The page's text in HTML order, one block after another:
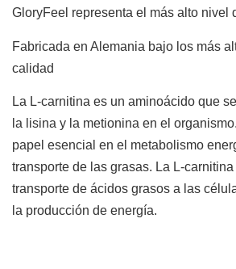
GloryFeel representa el más alto nivel
Fabricada en Alemania bajo los más
calidad
La L-carnitina es un aminoácido que
la lisina y la metionina en el
papel esencial en el metabolismo
transporte de las grasas. La L-carnitina
transporte de ácidos grasos a las
la producción de energía.